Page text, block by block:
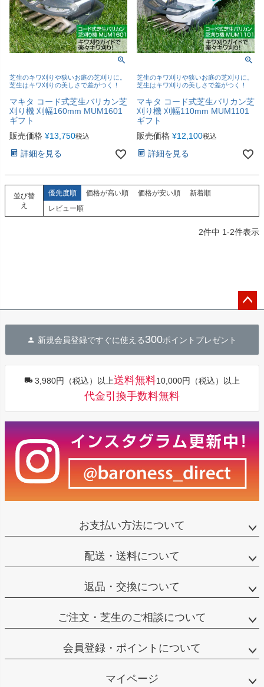
芝生のキワ刈りや狭いお庭の芝刈りに。
芝生はキワ刈りの美しさで差がつく！
マキタ コード式芝生バリカン芝
刈り機 刈幅160mm MUM1601
ギフト
販売価格 ¥13,750税込
詳細を見る
芝生のキワ刈りや狭いお庭の芝刈りに。
芝生はキワ刈りの美しさで差がつく！
マキタ コード式芝生バリカン芝
刈り機 刈幅110mm MUM1101
ギフト
販売価格 ¥12,100税込
詳細を見る
並び替
え
優先度順 価格が高い順 価格が安い順
新着順
レビュー順
2件中 1-2件表示
へ
新規会員登録ですぐに使える300ポイントプレゼント
3,980円（税込）以上送料無料10,000円（税込）以上
代金引換手数料無料
お支払い方法について
配送・送料について
返品・交換について
ご注文・芝生のご相談について
会員登録・ポイントについて
マイページ